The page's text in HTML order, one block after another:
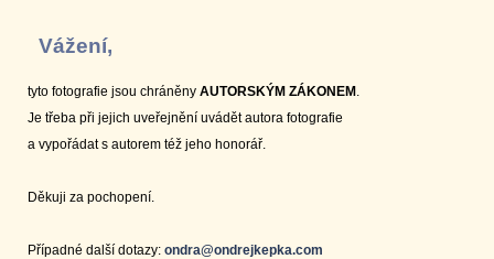
Vážení,
tyto fotografie jsou chráněny AUTORSKÝM ZÁKONEM .
Je třeba při jejich uveřejnění uvádět autora fotografie
a vypořádat s autorem též jeho honorář.
Děkuji za pochopení.
Případné další dotazy: ondra@ondrejkepka.com